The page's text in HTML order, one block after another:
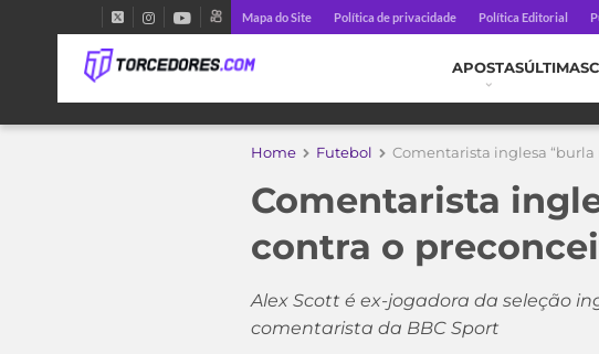
Mapa do Site Política de privacidade Política Editorial
APOSTASÚLTIMAS
Home Futebol Comentarista inglesa “burla
Comentarista
contra o
Alex Scott é ex-jogadora da seleção
comentarista da BBC Sport